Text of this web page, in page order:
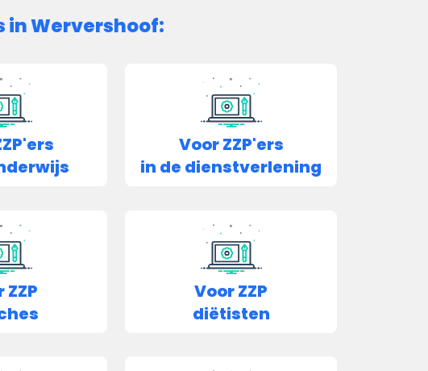
in Wervershoof:
Voor ZZP'ers
in de dienstverlening
ZZP
Voor ZZP
diëtisten